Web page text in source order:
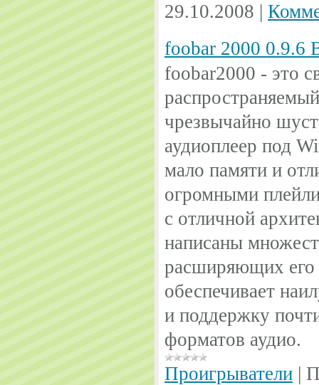
29.10.2008 |
foobar 2000 0.9.6
foobar2000 - это
чрезвычайно
аудиоплеер под
мало памяти и
огромными
с отличной
написаны
расширяющих
обеспечивает
и поддержку
форматов аудио.
Проигрыватели |